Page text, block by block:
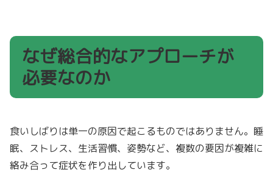
なぜ総合的なアプローチが
必要なのか
食いしばりは単一の原因で起こるものではありません。睡
眠、ストレス、生活習慣、姿勢など、複数の要因が複雑に
絡み合って症状を作り出しています。